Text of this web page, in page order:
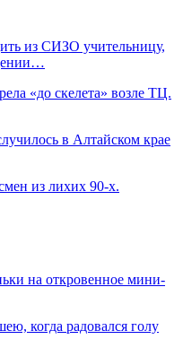
из СИЗО учительницу,
«до скелета» возле ТЦ.
в Алтайском крае
из лихих 90-х.
на откровенное мини-
когда радовался голу